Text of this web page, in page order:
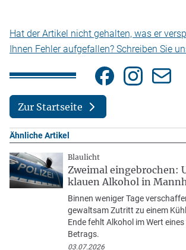
Hat der Artikel nicht gehalten, was er
Ihnen Fehler aufgefallen? Schreiben Sie
Zur Startseite
Ähnliche Artikel
Blaulicht
Zweimal eingebrochen:
klauen Alkohol in
Binnen weniger Tage
gewaltsam Zutritt zu einem
Ende fehlt Alkohol im Wert
Betrags.
03.07.2026